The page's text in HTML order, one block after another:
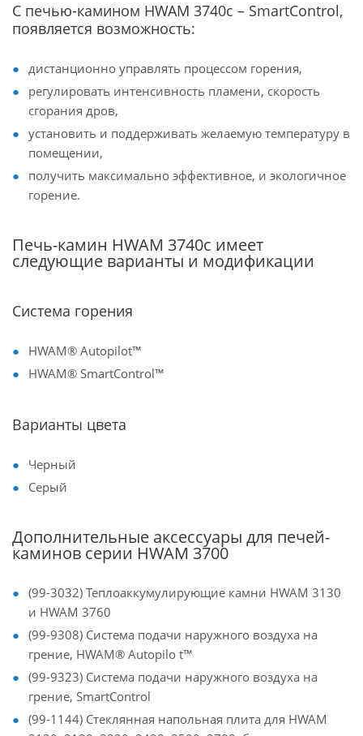
С печью-камином HWAM 3740c – SmartControl,
появляется возможность:
дистанционно управлять процессом горения,
регулировать интенсивность пламени, скорость
сгорания дров,
установить и поддерживать желаемую температуру в
помещении,
получить максимально эффективное, и экологичное
горение.
Печь-камин HWAM 3740c имеет
следующие варианты и модификации
Система горения
HWAM® Autopilot™
HWAM® SmartControl™
Варианты цвета
Черный
Серый
Дополнительные аксессуары для печей-
каминов серии HWAM 3700
(99-3032) Теплоаккумулирующие камни HWAM 3130
и HWAM 3760
(99-9308) Система подачи наружного воздуха на
грение, HWAM® Autopilo t™
(99-9323) Система подачи наружного воздуха на
грение, SmartControl
(99-1144) Стеклянная напольная плита для HWAM